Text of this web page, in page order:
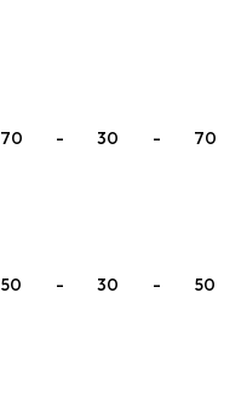
70 - 30 - 70
50 - 30 - 50